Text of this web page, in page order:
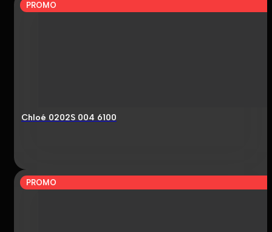
PROMO
Chloé 0202S 004 6100
PROMO